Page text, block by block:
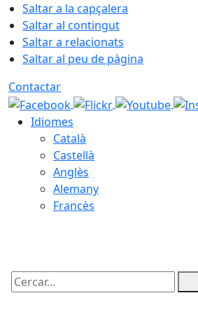
Saltar a la capçalera
Saltar al contingut
Saltar a relacionats
Saltar al peu de pàgina
Contactar
Idiomes
Català
Castellà
Anglès
Alemany
Francès
Cercar: